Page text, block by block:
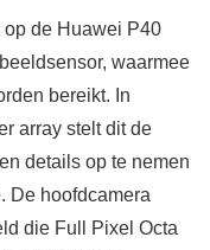
de Huawei P40
waarmee
bereikt. In
array stelt dit de
details op te nemen
De hoofdcamera
die Full Pixel Octa